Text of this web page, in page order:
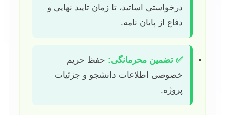
درخواستی اساتید، تا زمان تایید نهایی و
دفاع از پایان نامه.
✅ تضمین محرمانگی:حفظ حریم
خصوصی اطلاعات دانشجو و جزئیات
پروژه.